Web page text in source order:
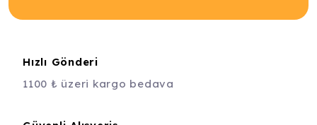
Hızlı Gönderi
1100 ₺ üzeri kargo bedava